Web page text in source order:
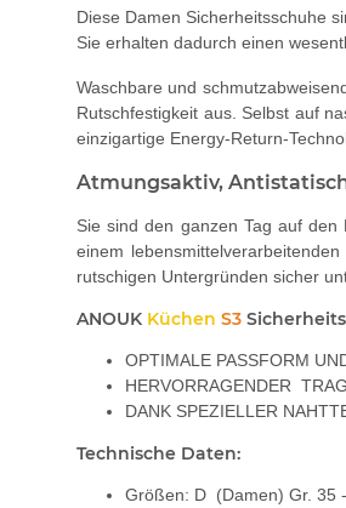
Diese Damen Sicherheitsschuhe
Sie erhalten dadurch einen
Waschbare und
Rutschfestigkeit aus. Selbst auf
einzigartige Energy-Return-
Atmungsaktiv,
Sie sind den ganzen Tag auf
einem
rutschigen Untergründen sicher
ANOUK Küchen S3
OPTIMALE PASSFORM
HERVORRAGENDER
DANK SPEZIELLER
Technische Daten:
Größen: D (Damen) Gr. 35